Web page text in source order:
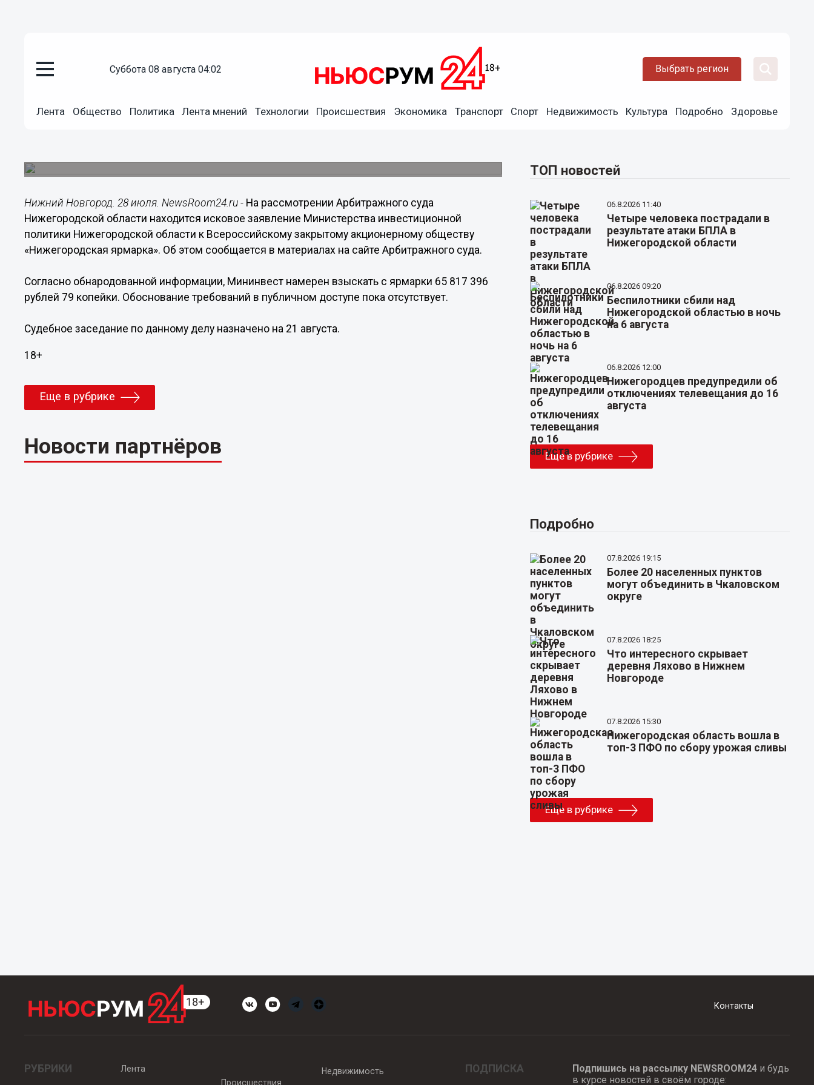
суббота 08 августа 04:02 Выбрать регион
Лента Общество Политика Лента мнений Технологии Происшествия Экономика Транспорт Спорт Недвижимость Культура Подробно Здоровье
Мининвест намерен взыскать почти 66 млн руб. с ВЗАО
Нижний Новгород. 28 июля. NewsRoom24.ru - На рассмотрении Арбитражного суда
Нижегородской области находится исковое заявление Министерства инвестиционной
политики Нижегородской области к Всероссийскому закрытому акционерному обществу
«Нижегородская ярмарка». Об этом сообщается в материалах на сайте Арбитражного суда.
Согласно обнародованной информации, Мининвест намерен взыскать с ярмарки 65 817 396
рублей 79 копейки. Обоснование требований в публичном доступе пока отсутствует.
Судебное заседание по данному делу назначено на 21 августа.
18+
Еще в рубрике
Новости партнёров
ТОП новостей
06.8.2026 11:40
Четыре человека пострадали в
результате атаки БПЛА в
Нижегородской области
06.8.2026 09:20
Беспилотники сбили над
Нижегородской областью в ночь
на 6 августа
06.8.2026 12:00
Нижегородцев предупредили об
отключениях телевещания до 16
августа
Еще в рубрике
Подробно
07.8.2026 19:15
Более 20 населенных пунктов
могут объединить в Чкаловском
округе
07.8.2026 18:25
Что интересного скрывает
деревня Ляхово в Нижнем
Новгороде
07.8.2026 15:30
Нижегородская область вошла в
топ-3 ПФО по сбору урожая сливы
Еще в рубрике
Контакты
РУБРИКИ
Лента
Происшествия
Недвижимость ПОДПИСКА Подпишись на рассылку NEWSROOM24и будь
в курсе новостей в своём городе: